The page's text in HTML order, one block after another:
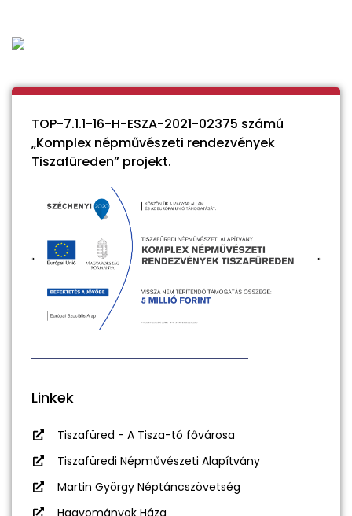
TOP-7.1.1-16-H-ESZA-2021-02375 számú
„Komplex népművészeti rendezvények
Tiszafüreden” projekt.
Linkek
Tiszafüred - A Tisza-tó fővárosa
Tiszafüredi Népművészeti Alapítvány
Martin György Néptáncszövetség
Hagyományok Háza